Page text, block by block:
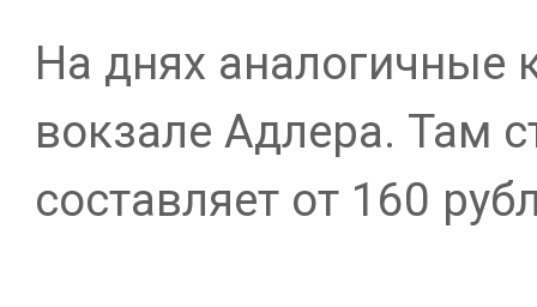
На днях аналогичные
вокзале Адлера. Там
составляет от 160